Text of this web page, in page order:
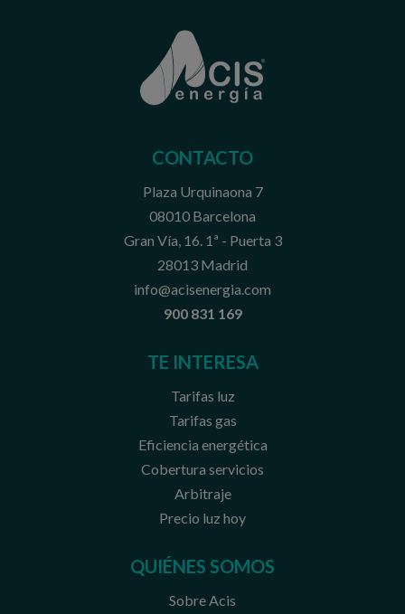
CONTACTO
Plaza Urquinaona 7
08010 Barcelona
Gran Vía, 16. 1ª - Puerta 3
28013 Madrid
info@acisenergia.com
900 831 169
TE INTERESA
Tarifas luz
Tarifas gas
Eficiencia energética
Cobertura servicios
Arbitraje
Precio luz hoy
QUIÉNES SOMOS
Sobre Acis